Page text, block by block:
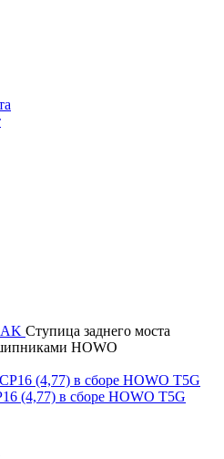
Ступица заднего моста
HOWO
(4,77) в сборе HOWO T5G